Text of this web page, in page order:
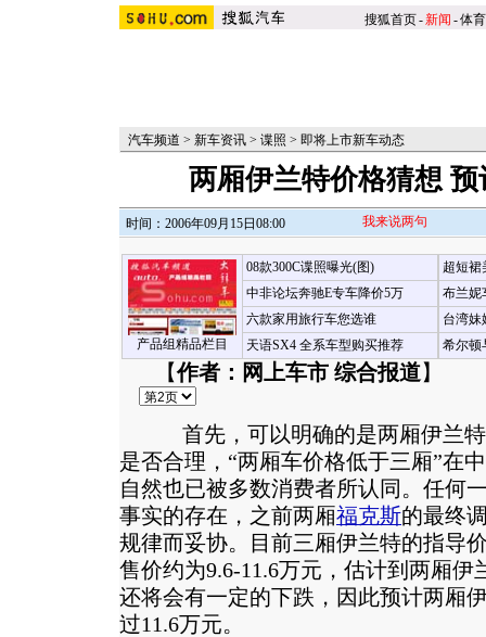
搜狐首页-新闻 -体育
汽车频道 > 新车资讯 > 谍照 > 即将上市新车动态
两厢伊兰特价格猜想
时间：2006年09月15日08:00 我来说两句
产品组精品栏目
08款300C谍照曝光(图)
中非论坛奔驰E专车降价5万
六款家用旅行车您选谁
天语SX4 全系车型购买推荐
超短裙
布兰妮
台湾妹
希尔顿
【作者：网上车市 综合报道】
首先，可以明确的是两厢伊兰特
是否合理，“两厢车价格低于三厢”在
自然也已被多数消费者所认同。任何
事实的存在，之前两厢福克斯的最终
规律而妥协。目前三厢伊兰特的指导
售价约为9.6-11.6万元，估计到两厢
还将会有一定的下跌，因此预计两厢
过11.6万元。